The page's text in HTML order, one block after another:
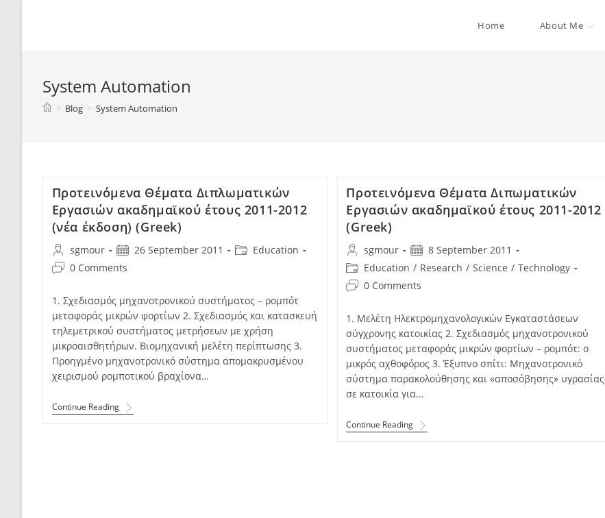
Home About Me
System Automation
> Blog > System Automation
Προτεινόμενα Θέματα Διπλωματικών
Εργασιών ακαδημαϊκού έτους 2011-2012
(νέα έκδοση) (Greek)
sgmour 26 September 2011
Education
0 Comments
1. Σχεδιασμός μηχανοτρονικού συστήματος – ρομπότ
μεταφοράς μικρών φορτίων 2. Σχεδιασμός και κατασκευή
τηλεμετρικού συστήματος μετρήσεων με χρήση
μικροαισθητήρων. Βιομηχανική μελέτη περίπτωσης 3.
Προηγμένο μηχανοτρονικό σύστημα απομακρυσμένου
χειρισμού ρομποτικού βραχίονα…
Continue Reading
Προτεινόμενα Θέματα Διπωματικών
Εργασιών ακαδημαϊκού έτους 2011-2012
(Greek)
sgmour
8 September 2011
Education / Research / Science / Technology
0 Comments
1. Μελέτη Ηλεκτρομηχανολογικών Εγκαταστάσεων
σύγχρονης κατοικίας 2. Σχεδιασμός μηχανοτρονικού
συστήματος μεταφοράς μικρών φορτίων – ρομπότ: ο
μικρός αχθοφόρος 3. Έξυπνο σπίτι: Μηχανοτρονικό
σύστημα παρακολούθησης και «αποσόβησης» υγρασίας
σε κατοικία για…
Continue Reading